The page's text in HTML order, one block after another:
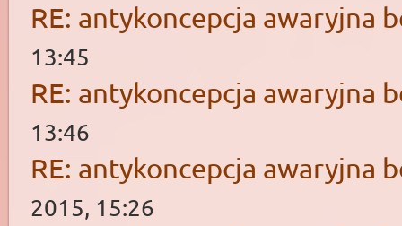
RE: antykoncepcja awaryjna
13:45
RE: antykoncepcja awaryjna
13:46
RE: antykoncepcja awaryjna
2015, 15:26